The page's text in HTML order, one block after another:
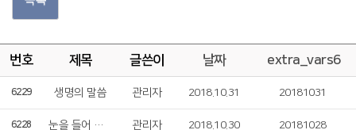
번호 제목 글쓴이 날짜 extra_vars6
6229 생명의 말씀 관리자 2018.10.31 20181031
6228 눈을 들어 산을 보니 관리자 2018.10.30 20181028